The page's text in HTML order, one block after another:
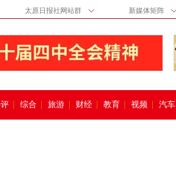
太原日报社网站群 新媒体矩阵
综合 旅游 财经 教育 视频 汽车